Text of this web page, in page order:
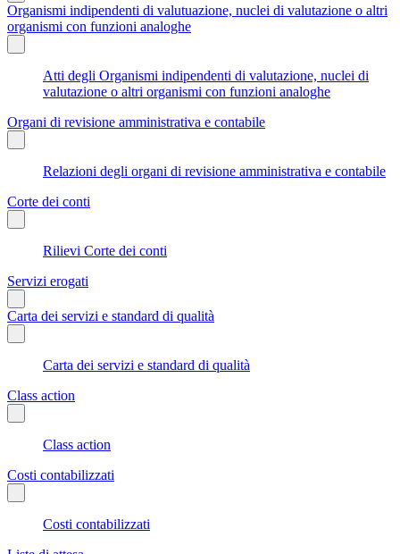
Organismi indipendenti di valutuazione, nuclei di valutazione o altri
organismi con funzioni analoghe
Atti degli Organismi indipendenti di valutazione, nuclei di
valutazione o altri organismi con funzioni analoghe
Organi di revisione amministrativa e contabile
Relazioni degli organi di revisione amministrativa e contabile
Corte dei conti
Rilievi Corte dei conti
Servizi erogati
Carta dei servizi e standard di qualità
Carta dei servizi e standard di qualità
Class action
Class action
Costi contabilizzati
Costi contabilizzati